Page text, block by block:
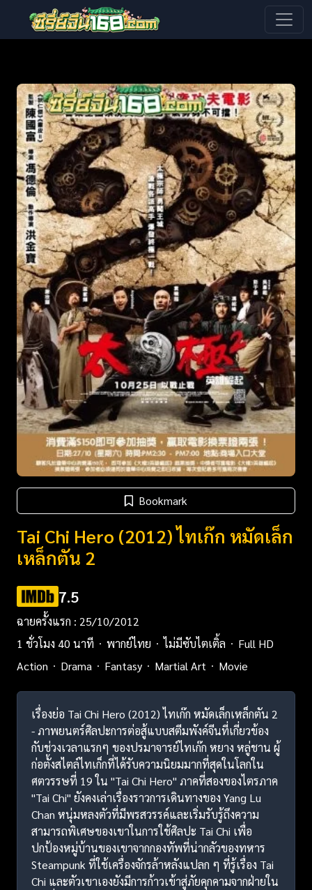
Bookmark
Tai Chi Hero (2012) ไทเก๊ก หมัดเล็ก
เหล็กตัน 2
7.5
ฉายครั้งแรก : 25/10/2012
1 ชั่วโมง 40 นาที
พากย์ไทย ไม่มีซับไตเติ้ล
Full HD
Action
Drama Fantasy Martial Art Movie
เรื่องย่อ Tai Chi Hero (2012) ไทเก๊ก หมัดเล็กเหล็กตัน 2
- ภาพยนตร์ศิลปะการต่อสู้แบบสตีมพังค์จีนที่เกี่ยวข้อง
กับช่วงเวลาแรกๆ ของปรมาจารย์ไทเก๊ก หยาง หลู่ชาน ผู้
ก่อตั้งสไตล์ไทเก็กที่ได้รับความนิยมมากที่สุดในโลกใน
ศตวรรษที่ 19 ใน "Tai Chi Hero" ภาคที่สองของไตรภาค
"Tai Chi" ยังคงเล่าเรื่องราวการเดินทางของ Yang Lu
Chan หนุ่มหลงตัวที่มีพรสวรรค์และเริ่มรับรู้ถึงความ
สามารถพิเศษของเขาในการใช้ศิลปะ Tai Chi เพื่อ
ปกป้องหมู่บ้านของเขาจากกองทัพที่น่ากลัวของทหาร
Steampunk ที่ใช้เครื่องจักรล้าหลังแปลก ๆ ที่รู้เรื่อง Tai
Chi และตัวเขาเองยังมีการก้าวเข้าสู่ภัยคุกคามจากฝ่ายใน